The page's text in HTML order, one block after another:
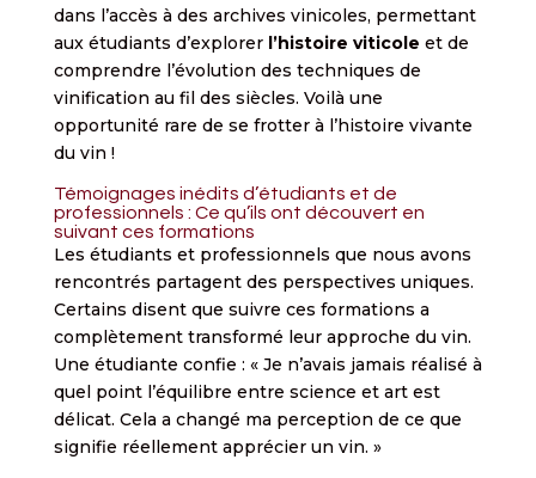
dans l’accès à des archives vinicoles, permettant
aux étudiants d’explorer l’histoire viticole et de
comprendre l’évolution des techniques de
vinification au fil des siècles. Voilà une
opportunité rare de se frotter à l’histoire vivante
du vin !
Témoignages inédits d’étudiants et de
professionnels : Ce qu’ils ont découvert en
suivant ces formations
Les étudiants et professionnels que nous avons
rencontrés partagent des perspectives uniques.
Certains disent que suivre ces formations a
complètement transformé leur approche du vin.
Une étudiante confie : « Je n’avais jamais réalisé à
quel point l’équilibre entre science et art est
délicat. Cela a changé ma perception de ce que
signifie réellement apprécier un vin. »